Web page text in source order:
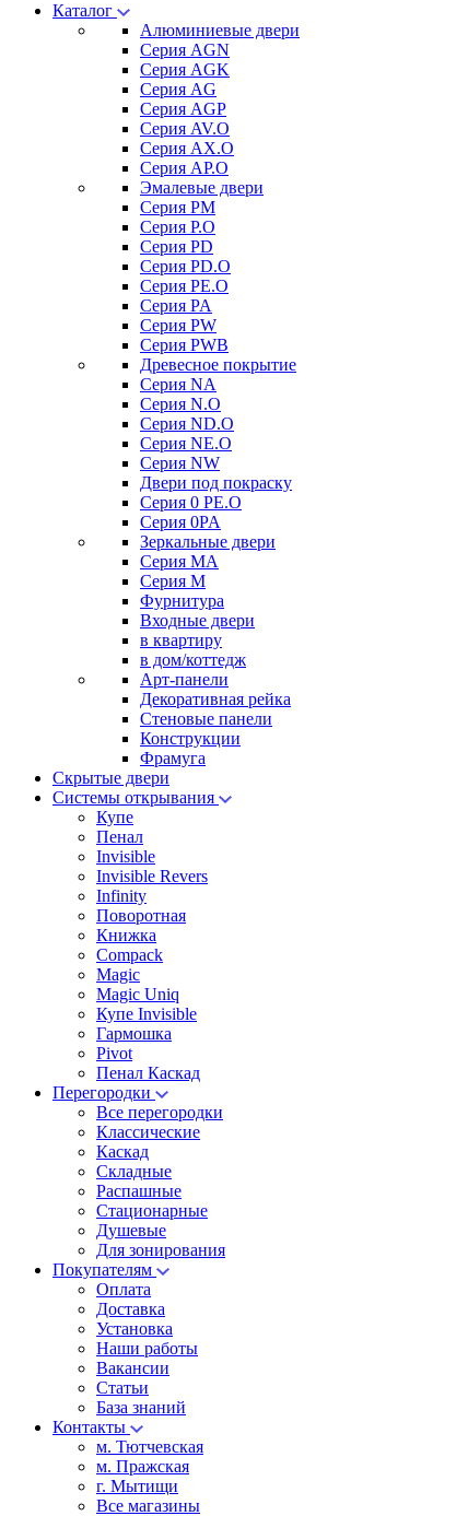
Каталог
Алюминиевые двери
Серия AGN
Серия AGK
Серия AG
Серия AGP
Серия AV.O
Серия AX.O
Серия AP.O
Эмалевые двери
Серия PM
Серия P.O
Серия PD
Серия PD.O
Серия PE.O
Серия PA
Серия PW
Серия PWB
Древесное покрытие
Серия NA
Серия N.O
Серия ND.O
Серия NE.O
Серия NW
Двери под покраску
Серия 0 PE.O
Серия 0PA
Зеркальные двери
Серия MA
Серия M
Фурнитура
Входные двери
в квартиру
в дом/коттедж
Арт-панели
Декоративная рейка
Стеновые панели
Конструкции
Фрамуга
Скрытые двери
Системы открывания
Купе
Пенал
Invisible
Invisible Revers
Infinity
Поворотная
Книжка
Compack
Magic
Magic Uniq
Купе Invisible
Гармошка
Pivot
Пенал Каскад
Перегородки
Все перегородки
Классические
Каскад
Складные
Распашные
Стационарные
Душевые
Для зонирования
Покупателям
Оплата
Доставка
Установка
Наши работы
Вакансии
Статьи
База знаний
Контакты
м. Тютчевская
м. Пражская
г. Мытищи
Все магазины